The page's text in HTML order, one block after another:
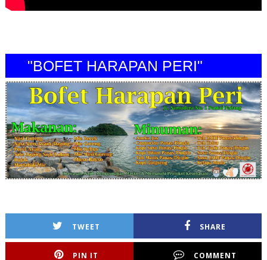
"BOFET HARAPAN PERI"
TWEET SHARE
PIN IT COMMENT